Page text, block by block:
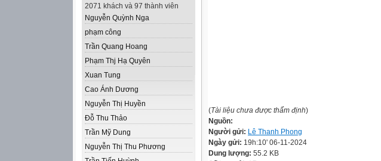
2071 khách và 97 thành viên
Nguyễn Quỳnh Nga
phạm công
Trần Quang Hoang
Phạm Thj Hạ Quyên
Xuan Tung
Cao Ánh Dương
Nguyễn Thị Huyền
Đỗ Thu Thảo
Trần Mỹ Dung
Nguyễn Thị Thu Phương
(Tài liệu chưa được thẩm định)
Nguồn:
Người gửi: Lê Thanh Phong
Ngày gửi: 19h:10' 06-11-2024
Dung lượng: 55.2 KB